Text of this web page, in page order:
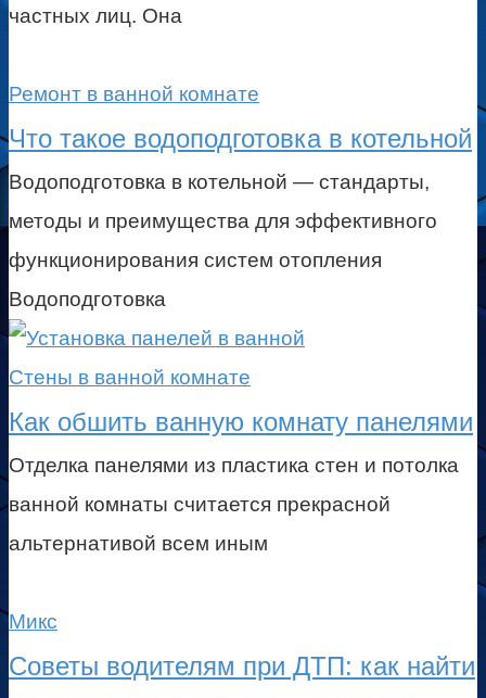
частных лиц. Она
Ремонт в ванной комнате
Что такое водоподготовка в котельной
Водоподготовка в котельной — стандарты,
методы и преимущества для эффективного
функционирования систем отопления
Водоподготовка
Стены в ванной комнате
Как обшить ванную комнату панелями
Отделка панелями из пластика стен и потолка
ванной комнаты считается прекрасной
альтернативой всем иным
Микс
Советы водителям при ДТП: как найти